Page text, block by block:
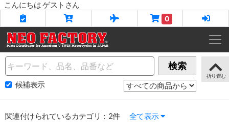
こんにちは ゲストさん
0
Name 検索
候補表示
関連付けられているカテゴリ：2件
全て表示